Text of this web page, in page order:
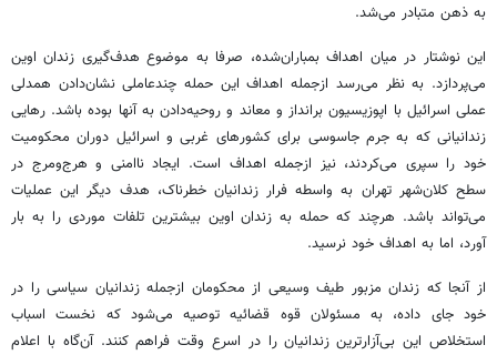
به ذهن متبادر می‌شد.
این نوشتار در میان اهداف بمباران‌شده، صرفا به موضوع هدف‌گیری زندان اوین
می‌پردازد. به نظر می‌رسد ازجمله اهداف این حمله چندعاملی نشان‌دادن همدلی
عملی اسرائیل با اپوزیسیون برانداز و معاند و روحیه‌دادن به آنها بوده باشد. رهایی
زندانیانی که به جرم جاسوسی برای کشورهای غربی و اسرائیل دوران محکومیت
خود را سپری می‌کردند، نیز ازجمله اهداف است. ایجاد ناامنی و هرج‌ومرج در
سطح کلان‌شهر تهران به واسطه فرار زندانیان خطرناک، هدف دیگر این عملیات
می‌تواند باشد. هرچند که حمله به زندان اوین بیشترین تلفات موردی را به بار
آورد، اما به اهداف خود نرسید.
از آنجا که زندان مزبور طیف وسیعی از محکومان ازجمله زندانیان سیاسی را در
خود جای داده، به مسئولان قوه قضائیه توصیه می‌شود که نخست اسباب
استخلاص این بی‌آزارترین زندانیان را در اسرع وقت فراهم کنند. آن‌گاه با اعلام